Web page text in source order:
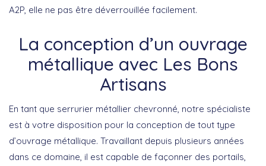
A2P, elle ne pas être déverrouillée facilement.
La conception d’un ouvrage
métallique avec Les Bons
Artisans
En tant que serrurier métallier chevronné, notre spécialiste
est à votre disposition pour la conception de tout type
d’ouvrage métallique. Travaillant depuis plusieurs années
dans ce domaine, il est capable de façonner des portails,